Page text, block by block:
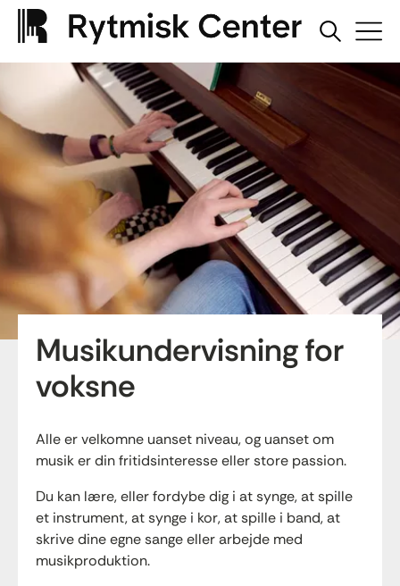
Musikundervisning for
voksne
Alle er velkomne uanset niveau, og uanset om
musik er din fritidsinteresse eller store passion.
Du kan lære, eller fordybe dig i at synge, at spille
et instrument, at synge i kor, at spille i band, at
skrive dine egne sange eller arbejde med
musikproduktion.